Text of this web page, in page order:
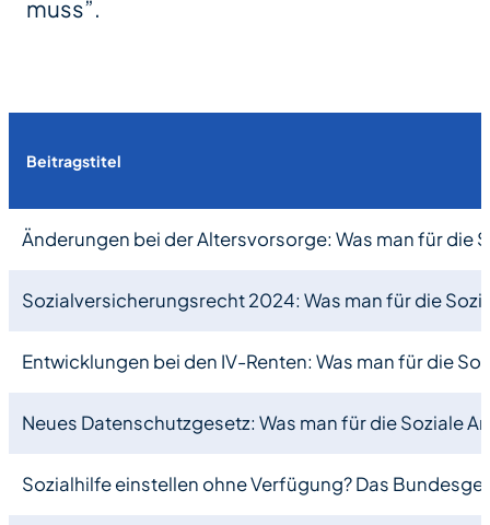
muss”.
Beitragstitel
Änderungen bei der Altersvorsorge: Was man für die
Sozialversicherungsrecht 2024: Was man für die
Entwicklungen bei den IV-Renten: Was man für die
Neues Datenschutzgesetz: Was man für die Soziale
Sozialhilfe einstellen ohne Verfügung? Das